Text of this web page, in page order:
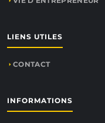
LIENS UTILES
CONTACT
INFORMATIONS